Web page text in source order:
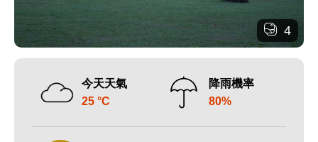
4
今天天氣
25 °C
降雨機率
80%